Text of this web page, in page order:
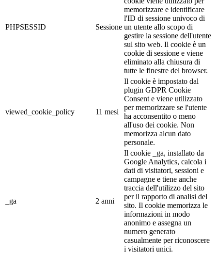
PHPSESSID Sessione
memorizzare e identificare
l'ID di sessione univoco di
un utente allo scopo di
gestire la sessione dell'utente
sul sito web. Il cookie è un
cookie di sessione e viene
eliminato alla chiusura di
tutte le finestre del browser.
viewed_cookie_policy 11 mesi
Il cookie è impostato dal
plugin GDPR Cookie
Consent e viene utilizzato
per memorizzare se l'utente
ha acconsentito o meno
all'uso dei cookie. Non
memorizza alcun dato
personale.
_ga 2 anni
Il cookie _ga, installato da
Google Analytics, calcola i
dati di visitatori, sessioni e
campagne e tiene anche
traccia dell'utilizzo del sito
per il rapporto di analisi del
sito. Il cookie memorizza le
informazioni in modo
anonimo e assegna un
numero generato
casualmente per riconoscere
i visitatori unici.